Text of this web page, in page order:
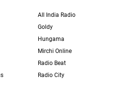
All India Radio
Goldy
Hungama
Mirchi Online
Radio Beat
Radio City